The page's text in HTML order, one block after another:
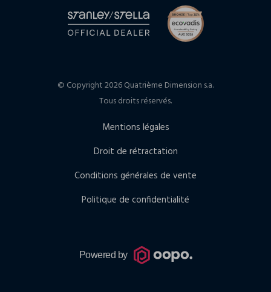
© Copyright 2026 Quatrième Dimension s.a.
Tous droits réservés.
Mentions légales
Droit de rétractation
Conditions générales de vente
Politique de confidentialité
Powered by